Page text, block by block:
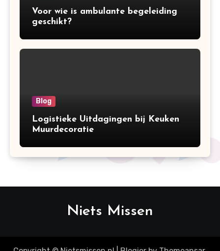
Voor wie is ambulante begeleiding
geschikt?
Blog
Logistieke Uitdagingen bij Keuken
Muurdecoratie
Niets Missen